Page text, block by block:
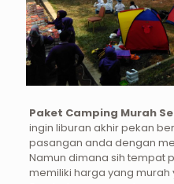
Paket Camping Murah
ingin liburan akhir pekan
pasangan anda dengan
Namun dimana sih tempat
memiliki harga yang